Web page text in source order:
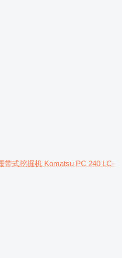
带式挖掘机 Komatsu PC 240 LC-